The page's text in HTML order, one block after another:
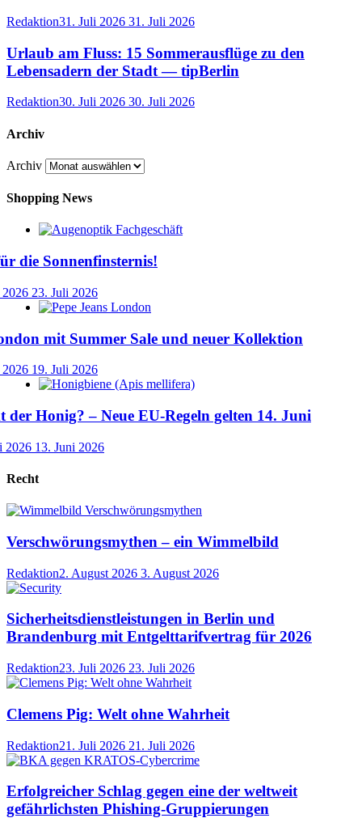
Redaktion31. Juli 2026 31. Juli 2026
Urlaub am Fluss: 15 Sommerausflüge zu den
Lebensadern der Stadt — tipBerlin
Redaktion30. Juli 2026 30. Juli 2026
Archiv
Archiv
Shopping News
die Sonnenfinsternis!
23. Juli 2026
mit Summer Sale und neuer Kollektion
19. Juli 2026
der Honig? – Neue EU-Regeln gelten 14. Juni
2026 13. Juni 2026
Recht
Verschwörungsmythen – ein Wimmelbild
Redaktion2. August 2026 3. August 2026
Sicherheitsdienstleistungen in Berlin und
Brandenburg mit Entgelttarifvertrag für 2026
Redaktion23. Juli 2026 23. Juli 2026
Clemens Pig: Welt ohne Wahrheit
Redaktion21. Juli 2026 21. Juli 2026
Erfolgreicher Schlag gegen eine der weltweit
gefährlichsten Phishing-Gruppierungen